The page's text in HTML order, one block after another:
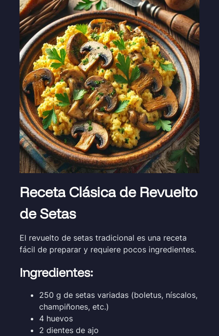
Receta Clásica de Revuelto
de Setas
El revuelto de setas tradicional es una receta
fácil de preparar y requiere pocos ingredientes.
Ingredientes:
250 g de setas variadas (boletus, níscalos,
champiñones, etc.)
4 huevos
2 dientes de ajo